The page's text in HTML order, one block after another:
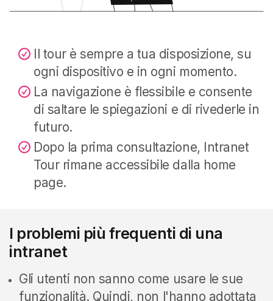
Il tour è sempre a tua disposizione, su
ogni dispositivo e in ogni momento.
La navigazione è flessibile e consente
di saltare le spiegazioni e di rivederle in
futuro.
Dopo la prima consultazione, Intranet
Tour rimane accessibile dalla home
page.
I problemi più frequenti di una
intranet
Gli utenti non sanno come usare le sue
funzionalità. Quindi, non l'hanno adottata